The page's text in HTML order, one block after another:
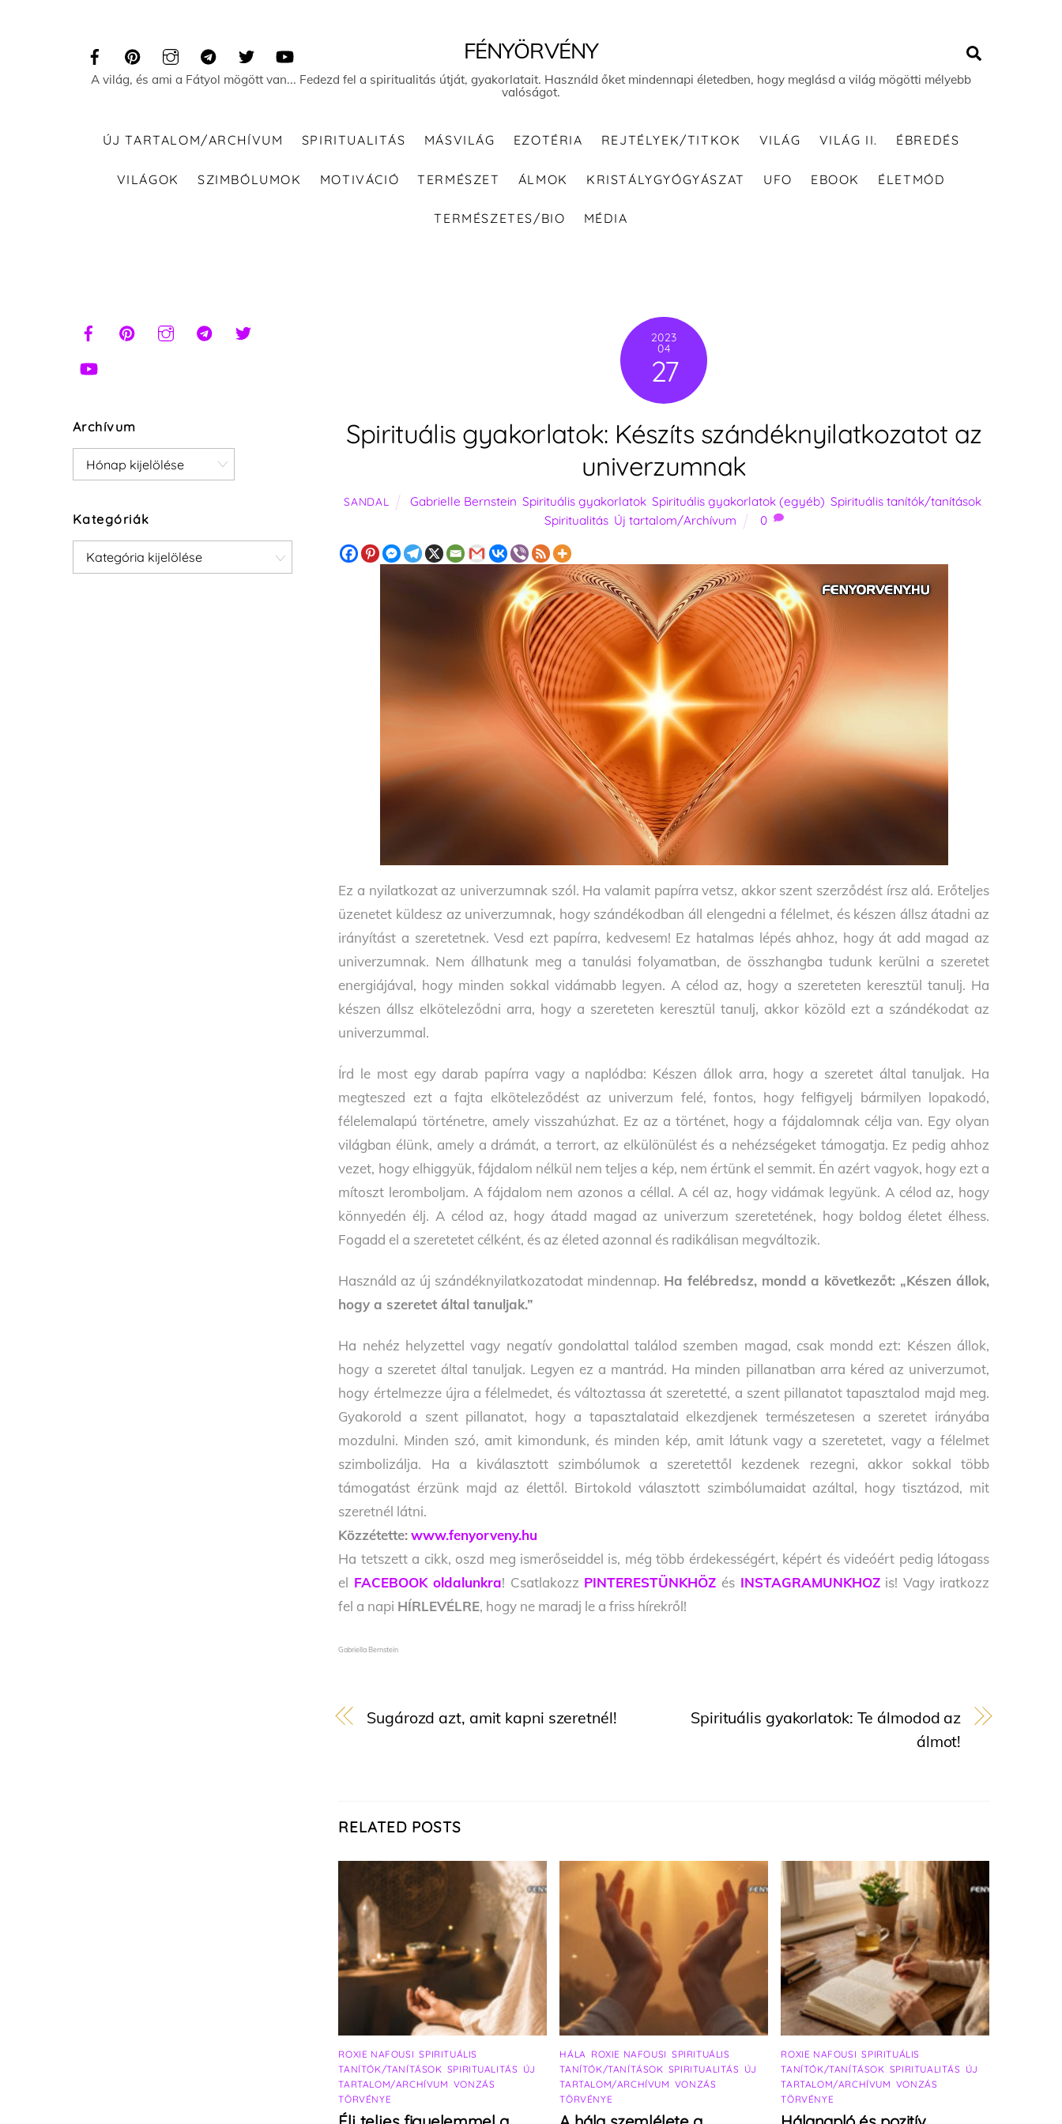
FÉNYÖRVÉNY
A világ, és ami a Fátyol mögött van... Fedezd fel a spiritualitás útját, gyakorlatait. Használd őket mindennapi életedben, hogy meglásd a világ mögötti mélyebb
valóságot.
ÚJ TARTALOM/ARCHÍVUM SPIRITUALITÁS MÁSVILÁG EZOTÉRIA REJTÉLYEK/TITKOK VILÁG VILÁG II. ÉBREDÉS
VILÁGOK SZIMBÓLUMOK MOTIVÁCIÓ TERMÉSZET ÁLMOK KRISTÁLYGYÓGYÁSZAT UFO EBOOK ÉLETMÓD
TERMÉSZETES/BIO MÉDIA
2023
04
27
Spirituális gyakorlatok: Készíts szándéknyilatkozatot az
univerzumnak
SANDAL Gabrielle Bernstein ,Spirituális gyakorlatok ,Spirituális gyakorlatok (egyéb) ,Spirituális tanítók/tanítások
Spiritualitás, Új tartalom/Archívum 0
Ez a nyilatkozat az univerzumnak szól. Ha valamit papírra vetsz, akkor szent szerződést írsz alá. Erőteljes
üzenetet küldesz az univerzumnak, hogy szándékodban áll elengedni a félelmet, és készen állsz átadni az
irányítást a szeretetnek. Vesd ezt papírra, kedvesem! Ez hatalmas lépés ahhoz, hogy át add magad az
univerzumnak. Nem állhatunk meg a tanulási folyamatban, de összhangba tudunk kerülni a szeretet
energiájával, hogy minden sokkal vidámabb legyen. A célod az, hogy a szereteten keresztül tanulj. Ha
készen állsz elköteleződni arra, hogy a szereteten keresztül tanulj, akkor közöld ezt a szándékodat az
univerzummal.
Írd le most egy darab papírra vagy a naplódba: Készen állok arra, hogy a szeretet által tanuljak. Ha
megteszed ezt a fajta elköteleződést az univerzum felé, fontos, hogy felfigyelj bármilyen lopakodó,
félelemalapú történetre, amely visszahúzhat. Ez az a történet, hogy a fájdalomnak célja van. Egy olyan
világban élünk, amely a drámát, a terrort, az elkülönülést és a nehézségeket támogatja. Ez pedig ahhoz
vezet, hogy elhiggyük, fájdalom nélkül nem teljes a kép, nem értünk el semmit. Én azért vagyok, hogy ezt a
mítoszt leromboljam. A fájdalom nem azonos a céllal. A cél az, hogy vidámak legyünk. A célod az, hogy
könnyedén élj. A célod az, hogy átadd magad az univerzum szeretetének, hogy boldog életet élhess.
Fogadd el a szeretetet célként, és az életed azonnal és radikálisan megváltozik.
Használd az új szándéknyilatkozatodat mindennap. Ha felébredsz, mondd a következőt: „Készen állok,
hogy a szeretet által tanuljak.”
Ha nehéz helyzettel vagy negatív gondolattal találod szemben magad, csak mondd ezt: Készen állok,
hogy a szeretet által tanuljak. Legyen ez a mantrád. Ha minden pillanatban arra kéred az univerzumot,
hogy értelmezze újra a félelmedet, és változtassa át szeretetté, a szent pillanatot tapasztalod majd meg.
Gyakorold a szent pillanatot, hogy a tapasztalataid elkezdjenek természetesen a szeretet irányába
mozdulni. Minden szó, amit kimondunk, és minden kép, amit látunk vagy a szeretetet, vagy a félelmet
szimbolizálja. Ha a kiválasztott szimbólumok a szeretettől kezdenek rezegni, akkor sokkal több
támogatást érzünk majd az élettől. Birtokold választott szimbólumaidat azáltal, hogy tisztázod, mit
szeretnél látni.
Közzétette: www.fenyorveny.hu
Ha tetszett a cikk, oszd meg ismerőseiddel is, még több érdekességért, képért és videóért pedig látogass
el FACEBOOK oldalunkra! Csatlakozz PINTERESTÜNKHÖZ és INSTAGRAMUNKHOZis! Vagy iratkozz
fel a napi HÍRLEVÉLRE, hogy ne maradj le a friss hírekről!
Gabriella Bernstein
Sugározd azt, amit kapni szeretnél!
Spirituális gyakorlatok: Te álmodod az
álmot!
RELATED POSTS
ROXIE NAFOUSI ,SPIRITUÁLIS
TANÍTÓK/TANÍTÁSOK SPIRITUALITÁS ÚJ
TARTALOM/ARCHÍVUM VONZÁS
TÖRVÉNYE
HÁLA ROXIE NAFOUSI SPIRITUÁLIS
TANÍTÓK/TANÍTÁSOK SPIRITUALITÁS ÚJ
TARTALOM/ARCHÍVUM VONZÁS
TÖRVÉNYE
ROXIE NAFOUSI ,SPIRITUÁLIS
TANÍTÓK/TANÍTÁSOK SPIRITUALITÁS ÚJ
TARTALOM/ARCHÍVUM VONZÁS
TÖRVÉNYE
Archívum
Archívum
Kategóriák
Kategóriák